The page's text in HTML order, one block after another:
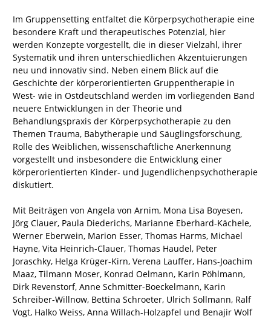
Im Gruppensetting entfaltet die Körperpsychotherapie eine
besondere Kraft und therapeutisches Potenzial, hier
werden Konzepte vorgestellt, die in dieser Vielzahl, ihrer
Systematik und ihren unterschiedlichen Akzentuierungen
neu und innovativ sind. Neben einem Blick auf die
Geschichte der körperorientierten Gruppentherapie in
West- wie in Ostdeutschland werden im vorliegenden Band
neuere Entwicklungen in der Theorie und
Behandlungspraxis der Körperpsychotherapie zu den
Themen Trauma, Babytherapie und Säuglingsforschung,
Rolle des Weiblichen, wissenschaftliche Anerkennung
vorgestellt und insbesondere die Entwicklung einer
körperorientierten Kinder- und Jugendlichenpsychotherapie
diskutiert.
Mit Beiträgen von Angela von Arnim, Mona Lisa Boyesen,
Jörg Clauer, Paula Diederichs, Marianne Eberhard-Kächele,
Werner Eberwein, Marion Esser, Thomas Harms, Michael
Hayne, Vita Heinrich-Clauer, Thomas Haudel, Peter
Joraschky, Helga Krüger-Kirn, Verena Lauffer, Hans-Joachim
Maaz, Tilmann Moser, Konrad Oelmann, Karin Pöhlmann,
Dirk Revenstorf, Anne Schmitter-Boeckelmann, Karin
Schreiber-Willnow, Bettina Schroeter, Ulrich Sollmann, Ralf
Vogt, Halko Weiss, Anna Willach-Holzapfel und Benajir Wolf